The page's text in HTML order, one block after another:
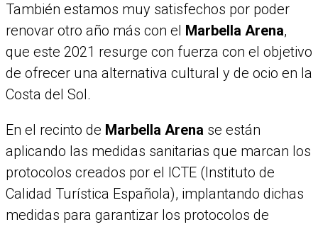
También estamos muy satisfechos por poder
renovar otro año más con el Marbella Arena,
que este 2021 resurge con fuerza con el objetivo
de ofrecer una alternativa cultural y de ocio en la
Costa del Sol.
En el recinto de Marbella Arena se están
aplicando las medidas sanitarias que marcan los
protocolos creados por el ICTE (Instituto de
Calidad Turística Española), implantando dichas
medidas para garantizar los protocolos de